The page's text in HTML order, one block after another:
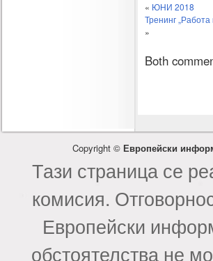
« ЮНИ 2018
Тренинг
»
Both
Copyright © Европейски
Тази страница се
комисия.
Европейски
обстоятелства не